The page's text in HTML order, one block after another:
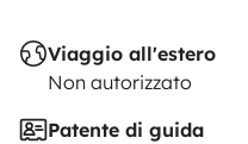
Viaggio all'estero
Non autorizzato
Patente di guida